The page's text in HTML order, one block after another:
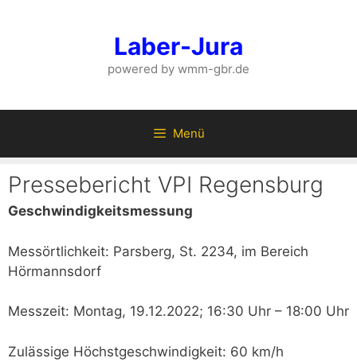
Laber-Jura
powered by wmm-gbr.de
Menü
Pressebericht VPI Regensburg
Geschwindigkeitsmessung
Messörtlichkeit: Parsberg, St. 2234, im Bereich
Hörmannsdorf
Messzeit: Montag, 19.12.2022; 16:30 Uhr – 18:00 Uhr
Zulässige Höchstgeschwindigkeit: 60 km/h